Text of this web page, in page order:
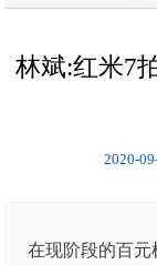
林斌:红米7
2020-
在现阶段的百